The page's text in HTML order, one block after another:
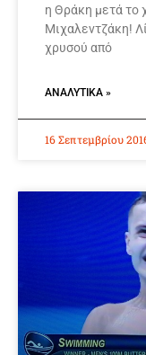
η Θράκη μετά το
Μιχαλεντζάκη!
χρυσού από
ΑΝΑΛΥΤΙΚΆ »
16 Σεπτεμβρίου